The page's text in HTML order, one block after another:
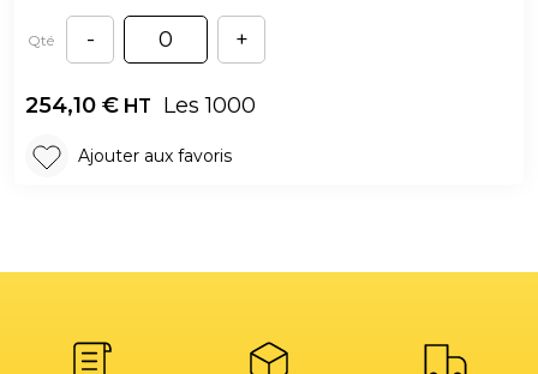
Qté - +
254,10 € HT Les 1000
Ajouter aux favoris